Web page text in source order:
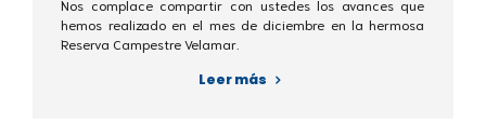
Nos complace compartir con ustedes los avances que
hemos realizado en el mes de diciembre en la hermosa
Reserva Campestre Velamar.
- Construcción vía principal
Leer más